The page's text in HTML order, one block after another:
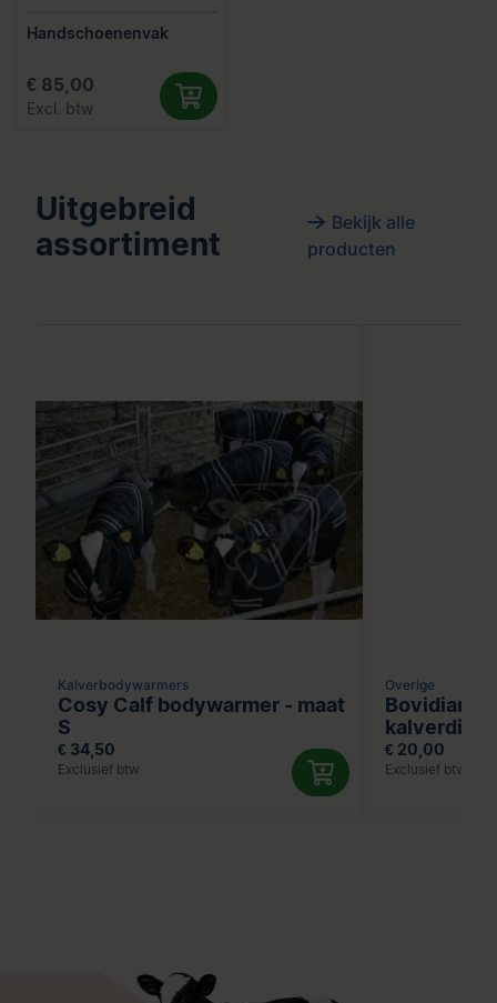
Handschoenenvak
€ 85,00
Excl. btw
Uitgebreid
assortiment
Bekijk alle
producten
Kalverbodywarmers
Cosy Calf bodywarmer - maat
S
€ 34,50
Exclusief btw
Overige
Bovidiar
€ 20,00
Exclusief btw